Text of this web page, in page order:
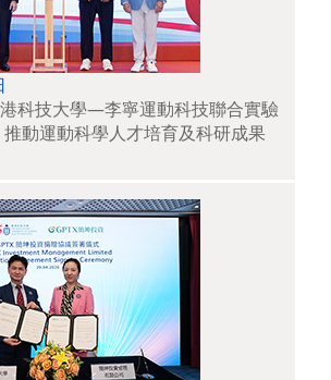
科技大學—李寧運動科技聯合實驗
動運動科學人才培育及科研成果